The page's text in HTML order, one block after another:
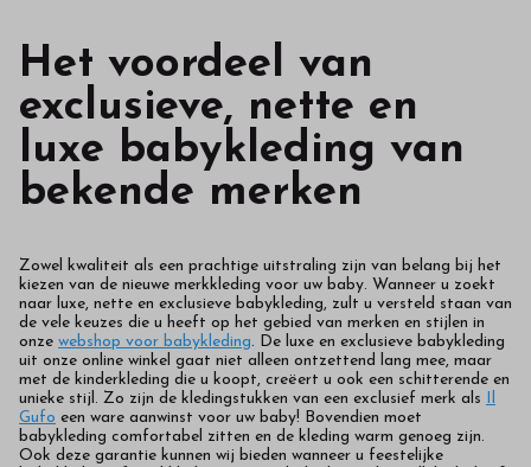
Het voordeel van
exclusieve, nette en
luxe babykleding van
bekende merken
Zowel kwaliteit als een prachtige uitstraling zijn van belang bij het
kiezen van de nieuwe merkkleding voor uw baby. Wanneer u zoekt
naar luxe, nette en exclusieve babykleding, zult u versteld staan van
de vele keuzes die u heeft op het gebied van merken en stijlen in
onze webshop voor babykleding. De luxe en exclusieve babykleding
uit onze online winkel gaat niet alleen ontzettend lang mee, maar
met de kinderkleding die u koopt, creëert u ook een schitterende en
unieke stijl. Zo zijn de kledingstukken van een exclusief merk als Il
Gufo een ware aanwinst voor uw baby! Bovendien moet
babykleding comfortabel zitten en de kleding warm genoeg zijn.
Ook deze garantie kunnen wij bieden wanneer u feestelijke